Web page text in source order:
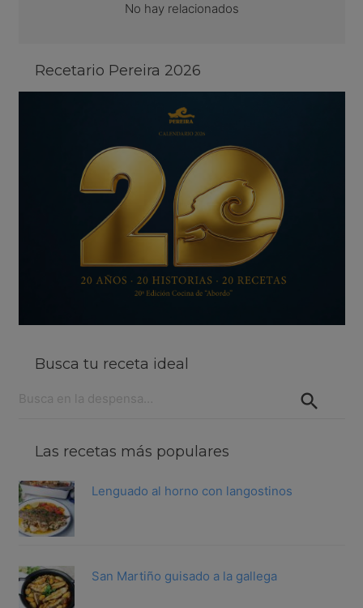
No hay relacionados
Recetario Pereira 2026
Busca tu receta ideal
Las recetas más populares
Lenguado al horno con langostinos
San Martiño guisado a la gallega